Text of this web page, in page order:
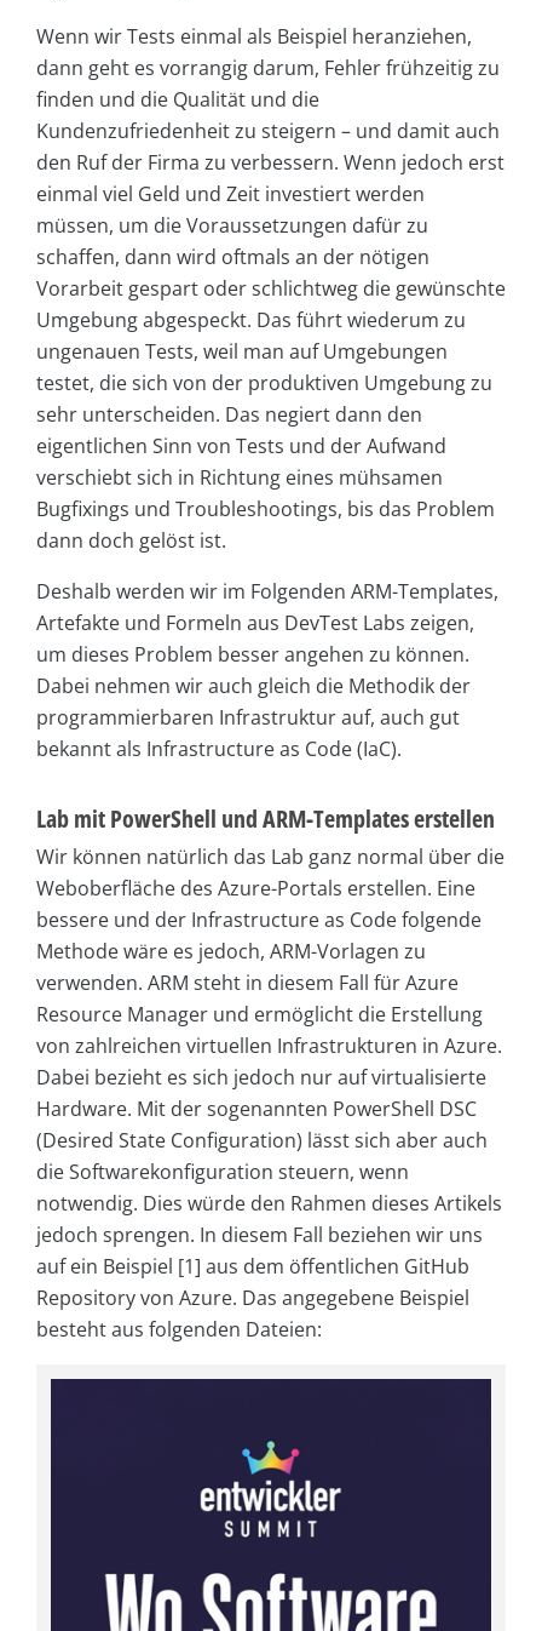
Wenn wir Tests einmal als Beispiel heranziehen,
dann geht es vorrangig darum, Fehler frühzeitig zu
finden und die Qualität und die
Kundenzufriedenheit zu steigern – und damit auch
den Ruf der Firma zu verbessern. Wenn jedoch erst
einmal viel Geld und Zeit investiert werden
müssen, um die Voraussetzungen dafür zu
schaffen, dann wird oftmals an der nötigen
Vorarbeit gespart oder schlichtweg die gewünschte
Umgebung abgespeckt. Das führt wiederum zu
ungenauen Tests, weil man auf Umgebungen
testet, die sich von der produktiven Umgebung zu
sehr unterscheiden. Das negiert dann den
eigentlichen Sinn von Tests und der Aufwand
verschiebt sich in Richtung eines mühsamen
Bugfixings und Troubleshootings, bis das Problem
dann doch gelöst ist.
Deshalb werden wir im Folgenden ARM-Templates,
Artefakte und Formeln aus DevTest Labs zeigen,
um dieses Problem besser angehen zu können.
Dabei nehmen wir auch gleich die Methodik der
programmierbaren Infrastruktur auf, auch gut
bekannt als Infrastructure as Code (IaC).
Lab mit PowerShell und ARM-Templates erstellen
Wir können natürlich das Lab ganz normal über die
Weboberfläche des Azure-Portals erstellen. Eine
bessere und der Infrastructure as Code folgende
Methode wäre es jedoch, ARM-Vorlagen zu
verwenden. ARM steht in diesem Fall für Azure
Resource Manager und ermöglicht die Erstellung
von zahlreichen virtuellen Infrastrukturen in Azure.
Dabei bezieht es sich jedoch nur auf virtualisierte
Hardware. Mit der sogenannten PowerShell DSC
(Desired State Configuration) lässt sich aber auch
die Softwarekonfiguration steuern, wenn
notwendig. Dies würde den Rahmen dieses Artikels
jedoch sprengen. In diesem Fall beziehen wir uns
auf ein Beispiel [1] aus dem öffentlichen GitHub
Repository von Azure. Das angegebene Beispiel
besteht aus folgenden Dateien: